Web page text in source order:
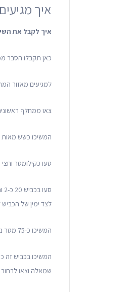
איך
איך לקבל את
כאן תקבלו הסבר
למגיעים מאזור
צאו ממחלף ראשונים וכנסו לכביש 431, המשיכו בכביש זה כמעט
המשיכו כשש מאות
סעו כקילומטר וחצי והצמדו
לצד ימין של הכביש ליציאה למחלף דב הוז.
המשיכו כ-75 מטר נוספים וברמזור הראשון של מחלף דב הוז פנו שמאלה אל היציאה לדרך יגאל אלון.
שמאלה וצאו